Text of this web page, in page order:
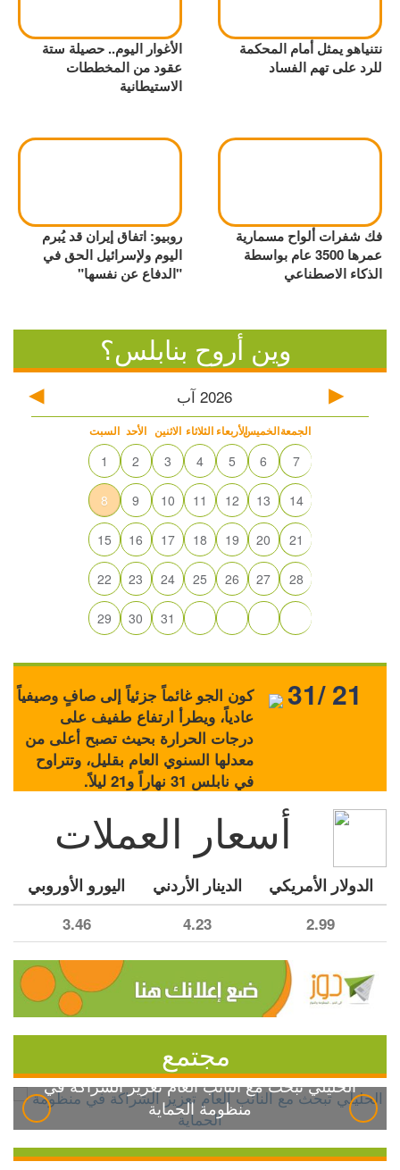
نتنياهو يمثل أمام المحكمة
للرد على تهم الفساد
الأغوار اليوم.. حصيلة ستة
عقود من المخططات
الاستيطانية
فك شفرات ألواح مسمارية
عمرها 3500 عام بواسطة
الذكاء الاصطناعي
روبيو: اتفاق إيران قد يُبرم
اليوم ولإسرائيل الحق في
"الدفاع عن نفسها"
وين أروح بنابلس؟
2026 آب
السبت الأحد الاثنين الثلاثاء الأربعاءالخميسالجمعة
1 2 3 4 5 6 7
8 9 10 11 12 13 14
15 16 17 18 19 20 21
22 23 24 25 26 27 28
29 30 31
كون الجو غائماً جزئياً إلى صافٍ وصيفياً
عادياً، ويطرأ ارتفاع طفيف على
درجات الحرارة بحيث تصبح أعلى من
معدلها السنوي العام بقليل، وتتراوح
في نابلس 31 نهاراً و21 ليلاً.
31/ 21
أسعار العملات
الدولار الأمريكي الدينار الأردني اليورو الأوروبي
2.99
4.23
3.46
مجتمع
الخليلي تبحث مع النائب العام تعزيز الشراكة في
منظومة الحماية